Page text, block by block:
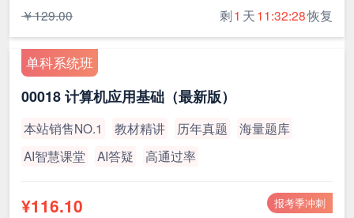
￥129.00 剩1 天11:32:27恢复
单科系统班
00018 计算机应用基础（最新版）
本站销售NO.1 教材精讲 历年真题
海量题库
AI智慧课堂
AI答疑 高通过率
报考季冲刺
¥116.10